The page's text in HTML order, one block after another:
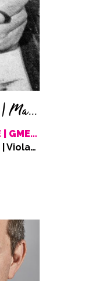
Autoreverse | Babel Babel | Mask Mirror
SOIRÉE XXL IN A LANDSCAPE | GMEA | LVDS | TG
Nina Garcia & Arnaud Rivière | Violaine Lochu | Alessandro Bosetti